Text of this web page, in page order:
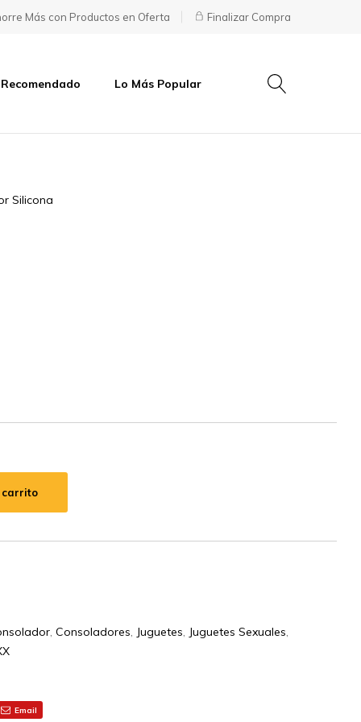
Más con Productos en Oferta Finalizar Compra
Lo Más Popular
Silicona
,Consoladores, Juguetes, Juguetes Sexuales,
Email